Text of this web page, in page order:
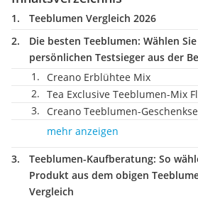
Teeblumen Vergleich 2026
Die besten Teeblumen: Wählen
persönlichen Testsieger aus der
Creano Erblühtee Mix
Tea Exclusive Teeblumen-Mix
Creano Teeblumen-
mehr anzeigen
Teeblumen-Kaufberatung: So
Produkt aus dem obigen
Vergleich